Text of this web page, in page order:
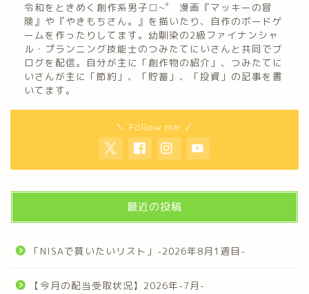
令和をときめく創作系男子□~゜ 漫画『マッキーの冒
険』や『やきもちさん。』を描いたり、自作のボードゲ
ームを作ったりしてます。幼馴染の2級ファイナンシャ
ル・プランニング技能士のつみたてにいさんと共同でブ
ログを配信。自分が主に「創作物の紹介」、つみたてに
いさんが主に「節約」、「貯蓄」、「投資」の記事を書
いてます。
＼ Follow me ／
最近の投稿
「NISAで買いたいリスト」-2026年8月1週目-
【今月の配当受取状況】2026年-7月-